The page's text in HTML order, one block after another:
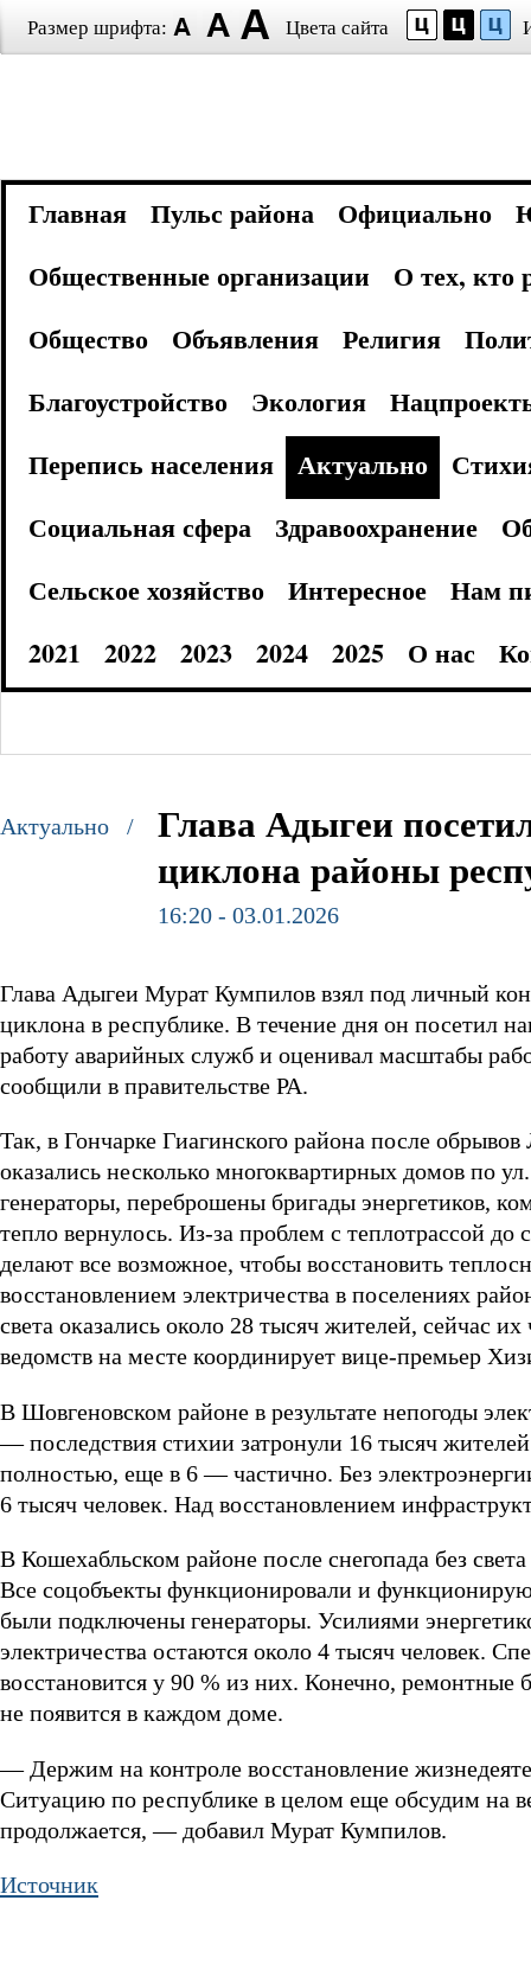
Размер шрифта: Цвета сайта
Главная Пульс района Официально
Общественные организации
О тех, кто
Общество
Объявления Религия
Благоустройство
Экология
Перепись населения
Актуально
Социальная сфера
Здравоохранение
Сельское хозяйство
Интересное
Нам
2021
2022 2023 2024 2025 О нас
Актуально /
Глава Адыгеи
циклона районы
16:20 - 03.01.2026
Глава Адыгеи Мурат Кумпилов взял под личный
циклона в республике. В течение дня он посетил
работу аварийных служб и оценивал масштабы
сообщили в правительстве РА.
Так, в Гончарке Гиагинского района после
оказались несколько многоквартирных домов по
генераторы, переброшены бригады энергетиков,
тепло вернулось. Из-за проблем с теплотрассой
делают все возможное, чтобы восстановить
восстановлением электричества в поселениях
света оказались около 28 тысяч жителей, сейчас
ведомств на месте координирует вице-премьер
В Шовгеновском районе в результате непогоды
— последствия стихии затронули 16 тысяч
полностью, еще в 6 — частично. Без
6 тысяч человек. Над восстановлением
В Кошехабльском районе после снегопада без
Все соцобъекты функционировали и
были подключены генераторы. Усилиями
электричества остаются около 4 тысяч человек.
восстановится у 90 % из них. Конечно, ремонтные
не появится в каждом доме.
— Держим на контроле восстановление
Ситуацию по республике в целом еще обсудим на
продолжается, — добавил Мурат Кумпилов.
Источник